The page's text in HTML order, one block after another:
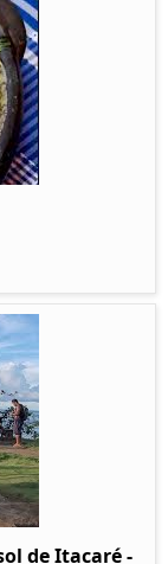
de Itacaré -